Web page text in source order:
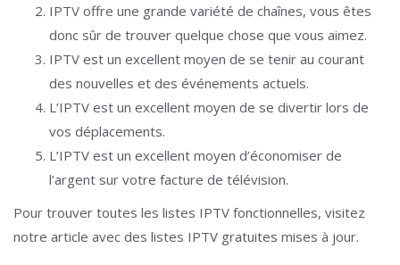
IPTV offre une grande variété de chaînes, vous êtes
donc sûr de trouver quelque chose que vous aimez.
IPTV est un excellent moyen de se tenir au courant
des nouvelles et des événements actuels.
L’IPTV est un excellent moyen de se divertir lors de
vos déplacements.
L’IPTV est un excellent moyen d’économiser de
l’argent sur votre facture de télévision.
Pour trouver toutes les listes IPTV fonctionnelles, visitez
notre article avec des listes IPTV gratuites mises à jour.